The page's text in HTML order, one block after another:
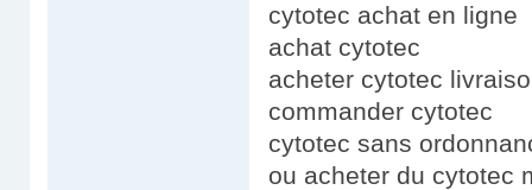
cytotec achat en ligne
achat cytotec
acheter cytotec
commander cytotec
cytotec sans
ou acheter du cytotec